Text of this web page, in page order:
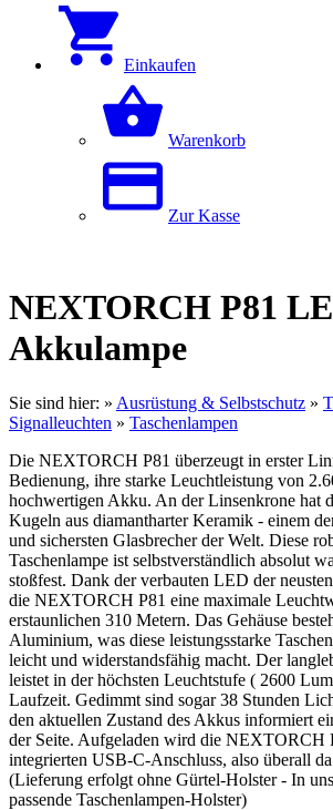
Einkaufen
Warenkorb
Zur Kasse
NEXTORCH P81
Akkulampe
Sie sind hier: » Ausrüstung & Selbstschutz »
Signalleuchten » Taschenlampen
Die NEXTORCH P81 überzeugt in erster
Bedienung, ihre starke Leuchtleistung von
hochwertigen Akku. An der Linsenkrone hat
Kugeln aus diamantharter Keramik - einem
und sichersten Glasbrecher der Welt. Diese
Taschenlampe ist selbstverständlich absolut
stoßfest. Dank der verbauten LED der
die NEXTORCH P81 eine maximale
erstaunlichen 310 Metern. Das Gehäuse
Aluminium, was diese leistungsstarke
leicht und widerstandsfähig macht. Der
leistet in der höchsten Leuchtstufe ( 2600
Laufzeit. Gedimmt sind sogar 38 Stunden
den aktuellen Zustand des Akkus informiert
der Seite. Aufgeladen wird die NEXTORCH
integrierten USB-C-Anschluss, also überall
(Lieferung erfolgt ohne Gürtel-Holster - In
passende Taschenlampen-Holster)